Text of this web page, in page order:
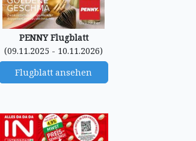
PENNY Flugblatt
(09.11.2025 - 10.11.2026)
Flugblatt ansehen